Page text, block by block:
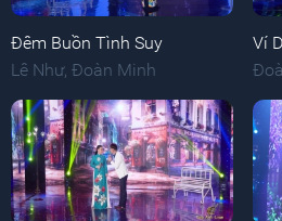
Đêm Buồn Tình Suy
Lê Như, Đoàn Minh
Ví